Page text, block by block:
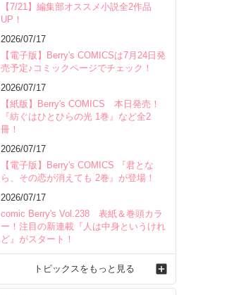
【7/21】編集部オススメ小説全2作品
UP！
2026/07/17
【電子版】Berry's COMICSは7月24日発
売予定♪コミックページでチェック！
2026/07/17
【紙版】Berry's COMICS 本日発売！
『紡ぐはひとひらの光 1巻』など全2
冊！
2026/07/17
【電子版】Berry's COMICS 『君とな
ら、その恋が消えても 2巻』が登場！
2026/07/17
comic Berry's Vol.238 表紙＆巻頭カラ
ー！注目の新連載『人は中身というけれ
ど』がスタート！
トピックスをもっと見る